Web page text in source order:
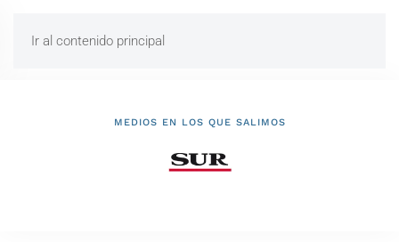
Ir al contenido principal
MEDIOS EN LOS QUE SALIMOS